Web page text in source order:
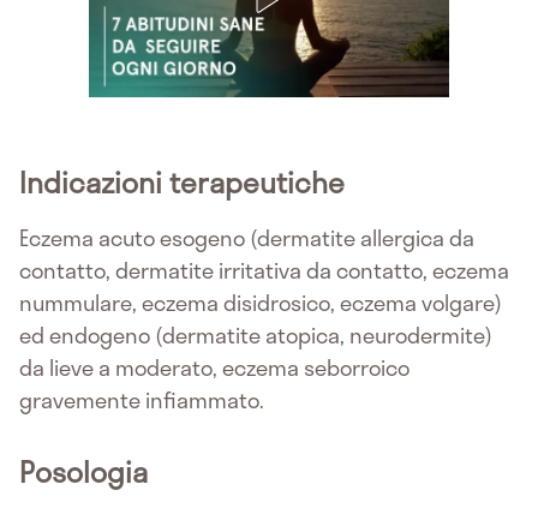
Indicazioni terapeutiche
Eczema acuto esogeno (dermatite allergica da
contatto, dermatite irritativa da contatto, eczema
nummulare, eczema disidrosico, eczema volgare)
ed endogeno (dermatite atopica, neurodermite)
da lieve a moderato, eczema seborroico
gravemente infiammato.
Posologia